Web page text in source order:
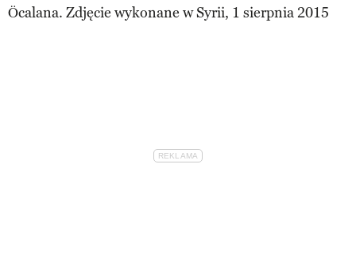
Öcalana. Zdjęcie wykonane w Syrii, 1 sierpnia 2015